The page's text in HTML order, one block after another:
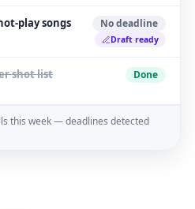
play songs No deadline
Draft ready
shot list Done
this week — deadlines detected